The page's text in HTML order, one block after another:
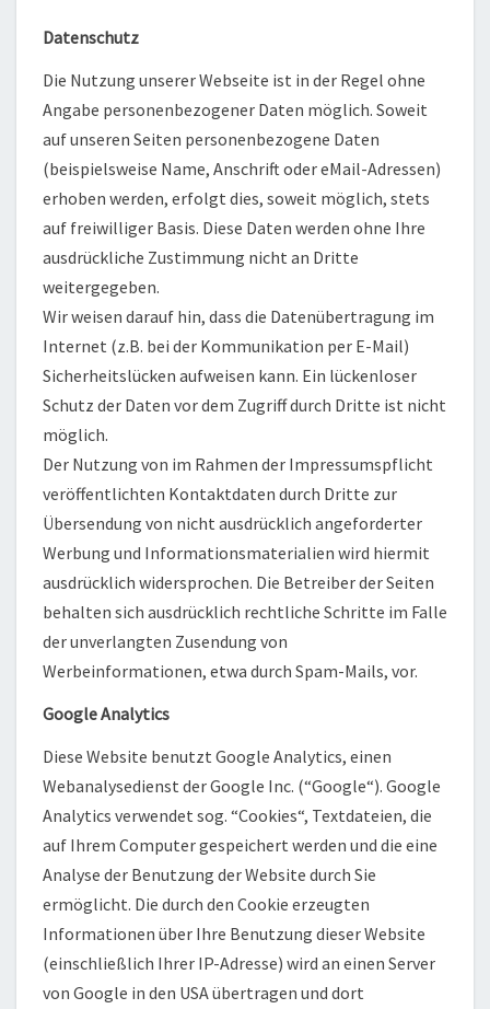
Datenschutz
Die Nutzung unserer Webseite ist in der Regel ohne
Angabe personenbezogener Daten möglich. Soweit
auf unseren Seiten personenbezogene Daten
(beispielsweise Name, Anschrift oder eMail-Adressen)
erhoben werden, erfolgt dies, soweit möglich, stets
auf freiwilliger Basis. Diese Daten werden ohne Ihre
ausdrückliche Zustimmung nicht an Dritte
weitergegeben.
Wir weisen darauf hin, dass die Datenübertragung im
Internet (z.B. bei der Kommunikation per E-Mail)
Sicherheitslücken aufweisen kann. Ein lückenloser
Schutz der Daten vor dem Zugriff durch Dritte ist nicht
möglich.
Der Nutzung von im Rahmen der Impressumspflicht
veröffentlichten Kontaktdaten durch Dritte zur
Übersendung von nicht ausdrücklich angeforderter
Werbung und Informationsmaterialien wird hiermit
ausdrücklich widersprochen. Die Betreiber der Seiten
behalten sich ausdrücklich rechtliche Schritte im Falle
der unverlangten Zusendung von
Werbeinformationen, etwa durch Spam-Mails, vor.
Google Analytics
Diese Website benutzt Google Analytics, einen
Webanalysedienst der Google Inc. (“Google“). Google
Analytics verwendet sog. “Cookies“, Textdateien, die
auf Ihrem Computer gespeichert werden und die eine
Analyse der Benutzung der Website durch Sie
ermöglicht. Die durch den Cookie erzeugten
Informationen über Ihre Benutzung dieser Website
(einschließlich Ihrer IP-Adresse) wird an einen Server
von Google in den USA übertragen und dort